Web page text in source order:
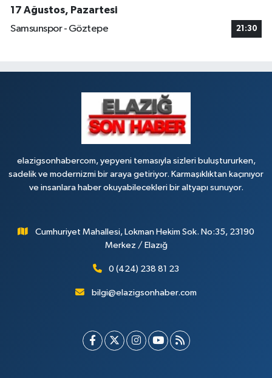
17 Ağustos, Pazartesi
Samsunspor - Göztepe
21:30
elazigsonhabercom, yepyeni temasıyla sizleri buluştururken,
sadelik ve modernizmi bir araya getiriyor. Karmaşıklıktan kaçınıyor
ve insanlara haber okuyabilecekleri bir altyapı sunuyor.
Cumhuriyet Mahallesi, Lokman Hekim Sok. No:35, 23190
Merkez / Elazığ
0 (424) 238 81 23
bilgi@elazigsonhaber.com